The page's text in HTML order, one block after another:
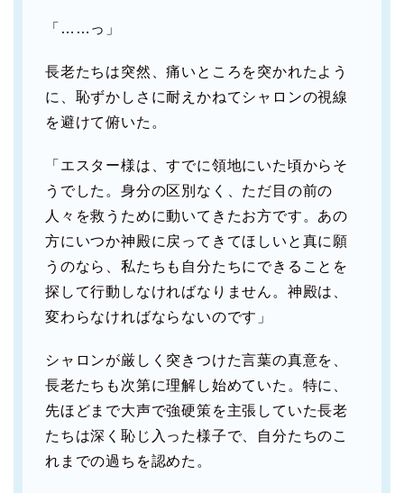
「……っ」
長老たちは突然、痛いところを突かれたよう
に、恥ずかしさに耐えかねてシャロンの視線
を避けて俯いた。
「エスター様は、すでに領地にいた頃からそ
うでした。身分の区別なく、ただ目の前の
人々を救うために動いてきたお方です。あの
方にいつか神殿に戻ってきてほしいと真に願
うのなら、私たちも自分たちにできることを
探して行動しなければなりません。神殿は、
変わらなければならないのです」
シャロンが厳しく突きつけた言葉の真意を、
長老たちも次第に理解し始めていた。特に、
先ほどまで大声で強硬策を主張していた長老
たちは深く恥じ入った様子で、自分たちのこ
れまでの過ちを認めた。